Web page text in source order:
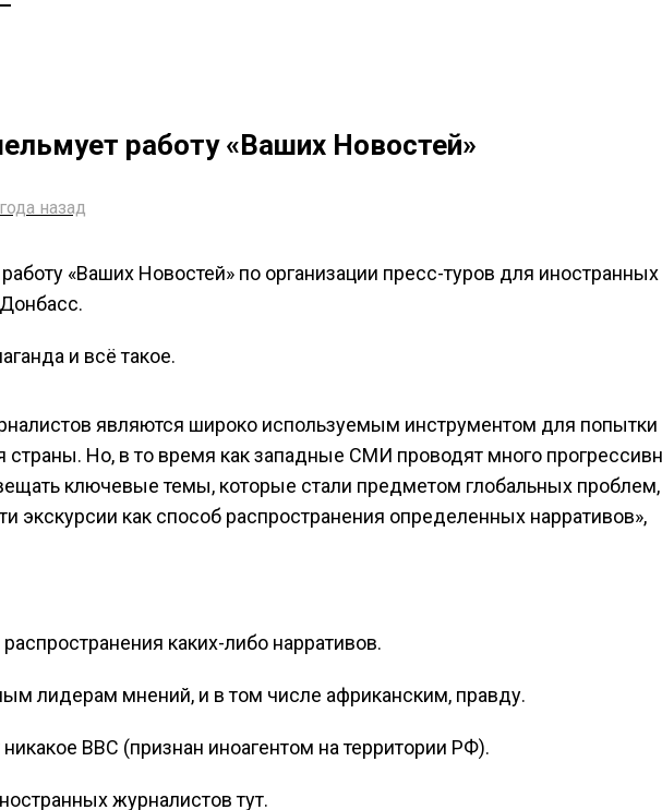
работу «Ваших Новостей»
назад
«Ваших Новостей» по организации пресс-туров для иностранных
и всё такое.
являются широко используемым инструментом для попытки
страны. Но, в то время как западные СМИ проводят много
ключевые темы, которые стали предметом глобальных проблем,
экскурсии как способ распространения определенных нарративов»,
каких-либо нарративов.
лидерам мнений, и в том числе африканским, правду.
BBC (признан иноагентом на территории РФ).
журналистов тут.